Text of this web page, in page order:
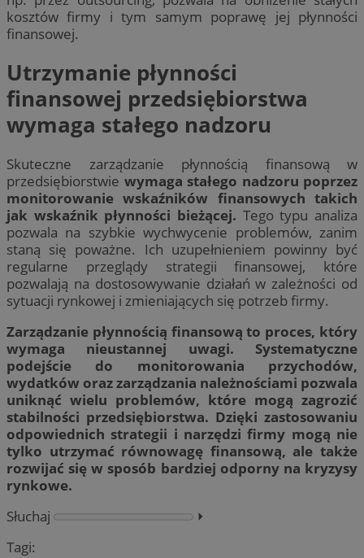
kosztów firmy i tym samym poprawę jej płynności
finansowej.
Utrzymanie płynności
finansowej przedsiębiorstwa
wymaga stałego nadzoru
Skuteczne zarządzanie płynnością finansową w
przedsiębiorstwie wymaga stałego nadzoru poprzez
monitorowanie wskaźników finansowych takich
jak wskaźnik płynności bieżącej. Tego typu analiza
pozwala na szybkie wychwycenie problemów, zanim
staną się poważne. Ich uzupełnieniem powinny być
regularne przeglądy strategii finansowej, które
pozwalają na dostosowywanie działań w zależności od
sytuacji rynkowej i zmieniających się potrzeb firmy.
Zarządzanie płynnością finansową to proces, który
wymaga nieustannej uwagi. Systematyczne
podejście do monitorowania przychodów,
wydatków oraz zarządzania należnościami pozwala
uniknąć wielu problemów, które mogą zagrozić
stabilności przedsiębiorstwa. Dzięki zastosowaniu
odpowiednich strategii i narzędzi firmy mogą nie
tylko utrzymać równowagę finansową, ale także
rozwijać się w sposób bardziej odporny na kryzysy
rynkowe.
Słuchaj
⏵︎
Tagi: